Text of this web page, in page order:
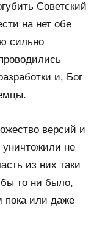
Советский
на нет обе
сильно
и, Бог
версий и
не
из них таки
бы то ни было,
пока или даже